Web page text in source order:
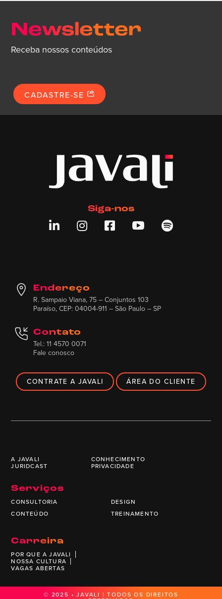
Newsletter
Receba nossos conteúdos
CADASTRE-SE
Siga-nos
    
Endereço
R. Sampaio Viana, 75 – Conjuntos 103
Paraíso, CEP: 04004-911 – São Paulo – SP
Contato
Tel.: 11 4570 0071
Fale conosco
CONTRATE A JAVALI ÁREA DO CLIENTE
A JAVALI
CONHECIMENTO
JURIDCAST
PRIVACIDADE
Serviços
CONSULTORIA
DESIGN
CONTEÚDO
TREINAMENTO
Carreira
POR QUE A JAVALI
NOSSA CULTURA
VAGAS ABERTAS
© 2025 • JAVALI | TODOS OS DIREITOS